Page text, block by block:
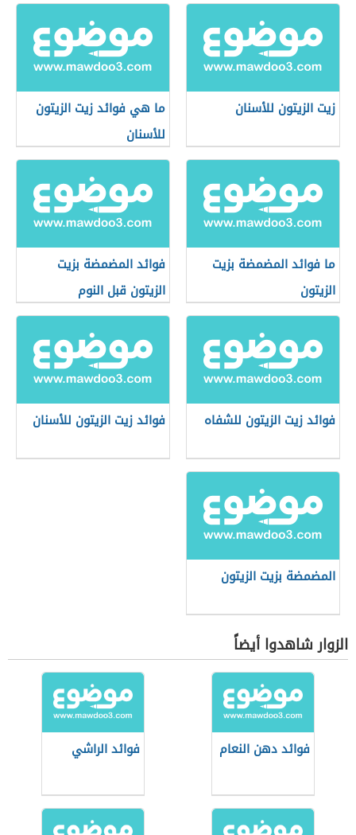
زيت الزيتون للأسنان
ما هي فوائد زيت الزيتون
للأسنان
ما فوائد المضمضة بزيت
الزيتون
فوائد المضمضة بزيت
الزيتون قبل النوم
فوائد زيت الزيتون للشفاه فوائد زيت الزيتون للأسنان
المضمضة بزيت الزيتون
الزوار شاهدوا أيضاً
فوائد دهن النعام فوائد الراشي